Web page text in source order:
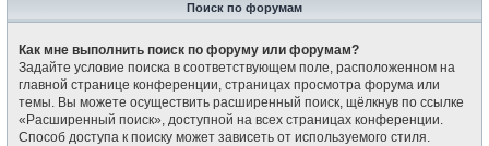
Поиск по форумам
Как мне выполнить поиск по форуму или форумам?
Задайте условие поиска в соответствующем поле, расположенном на
главной странице конференции, страницах просмотра форума или
темы. Вы можете осуществить расширенный поиск, щёлкнув по ссылке
«Расширенный поиск», доступной на всех страницах конференции.
Способ доступа к поиску может зависеть от используемого стиля.